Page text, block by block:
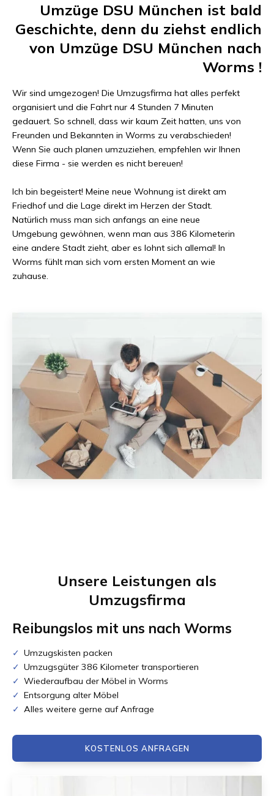
Umzüge DSU München ist bald
Geschichte, denn du ziehst endlich
von Umzüge DSU München nach
Worms !
Wir sind umgezogen! Die Umzugsfirma hat alles perfekt
organisiert und die Fahrt nur 4 Stunden 7 Minuten
gedauert. So schnell, dass wir kaum Zeit hatten, uns von
Freunden und Bekannten in Worms zu verabschieden!
Wenn Sie auch planen umzuziehen, empfehlen wir Ihnen
diese Firma - sie werden es nicht bereuen!
Ich bin begeistert! Meine neue Wohnung ist direkt am
Friedhof und die Lage direkt im Herzen der Stadt.
Natürlich muss man sich anfangs an eine neue
Umgebung gewöhnen, wenn man aus 386 Kilometerin
eine andere Stadt zieht, aber es lohnt sich allemal! In
Worms fühlt man sich vom ersten Moment an wie
zuhause.
Unsere Leistungen als
Umzugsfirma
Reibungslos mit uns nach Worms
Umzugskisten packen
Umzugsgüter 386 Kilometer transportieren
Wiederaufbau der Möbel in Worms
Entsorgung alter Möbel
Alles weitere gerne auf Anfrage
KOSTENLOS ANFRAGEN